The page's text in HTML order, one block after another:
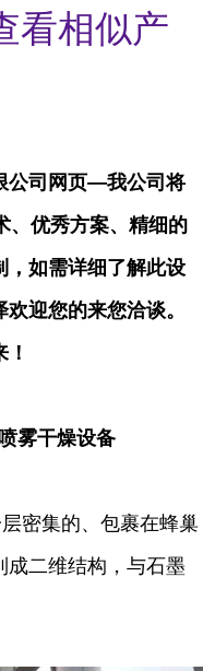
看相似产
公司网页—我公司将
、优秀方案、精细的
，如需详细了解此设
迎您的来您洽谈。
雾干燥设备
密集的、包裹在蜂巢
成二维结构，与石墨